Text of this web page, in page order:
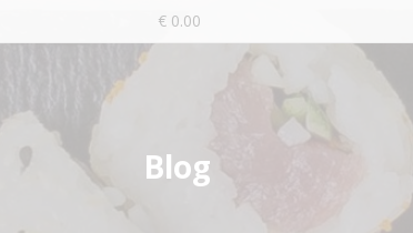
Blog
€ 0.00